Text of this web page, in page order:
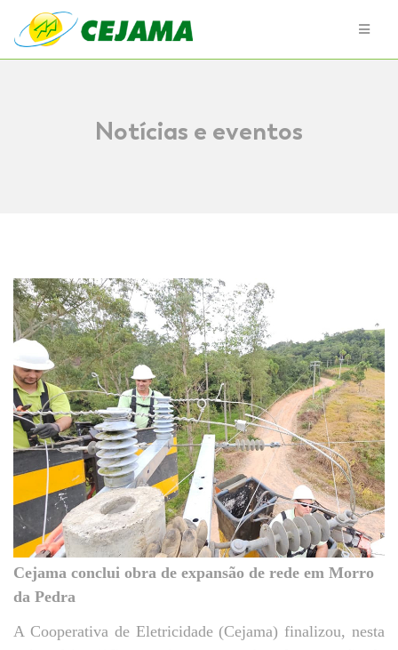
Notícias e eventos
Cejama conclui obra de expansão de rede em Morro
da Pedra
A Cooperativa de Eletricidade (Cejama) finalizou, nesta